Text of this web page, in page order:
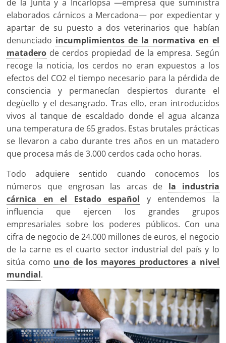
de la Junta y a Incarlopsa —empresa que suministra
elaborados cárnicos a Mercadona— por expedientar y
apartar de su puesto a dos veterinarios que habían
denunciado incumplimientos de la normativa en el
matadero de cerdos propiedad de la empresa. Según
recoge la noticia, los cerdos no eran expuestos a los
efectos del CO2 el tiempo necesario para la pérdida de
consciencia y permanecían despiertos durante el
degüello y el desangrado. Tras ello, eran introducidos
vivos al tanque de escaldado donde el agua alcanza
una temperatura de 65 grados. Estas brutales prácticas
se llevaron a cabo durante tres años en un matadero
que procesa más de 3.000 cerdos cada ocho horas.
Todo adquiere sentido cuando conocemos los
números que engrosan las arcas de la industria
cárnica en el Estado español y entendemos la
influencia que ejercen los grandes grupos
empresariales sobre los poderes públicos. Con una
cifra de negocio de 24.000 millones de euros, el negocio
de la carne es el cuarto sector industrial del país y lo
sitúa como uno de los mayores productores a nivel
mundial.